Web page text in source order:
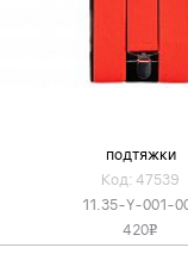
подтяжки
Код: 47539
11.35-Y-001-
420v